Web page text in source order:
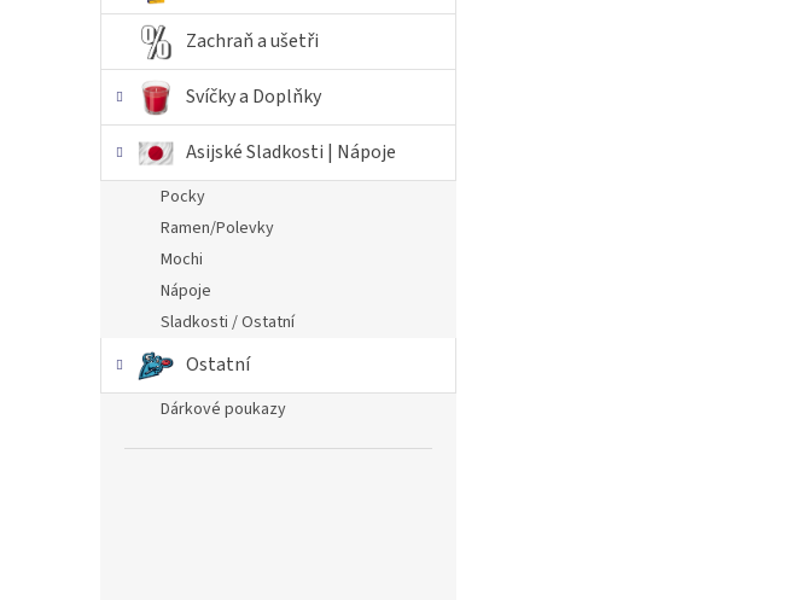
Zachraň a ušetři
Svíčky a Doplňky
Asijské Sladkosti | Nápoje
Pocky
Ramen/Polevky
Mochi
Nápoje
Sladkosti / Ostatní
Ostatní
Dárkové poukazy